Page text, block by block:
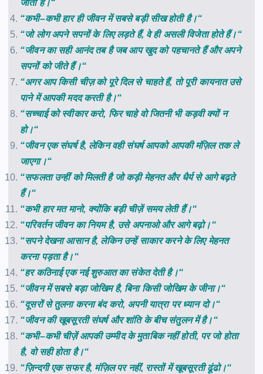
जाता है।“
“कभी–कभी हार ही जीवन में सबसे बड़ी सीख होती है।“
“जो लोग अपने सपनों के लिए लड़ते हैं, वे ही असली विजेता होते हैं।“
“जीवन का सही आनंद तब है जब आप खुद को पहचानते हैं और अपने
सपनों को जीते हैं।“
“अगर आप किसी चीज़ को पूरे दिल से चाहते हैं, तो पूरी कायनात उसे
पाने में आपकी मदद करती है।“
“सच्चाई को स्वीकार करो, फिर चाहे वो जितनी भी कड़वी क्यों न
हो।“
“जीवन एक संघर्ष है, लेकिन वही संघर्ष आपको आपकी मंज़िल तक ले
जाएगा।“
“सफलता उन्हीं को मिलती है जो कड़ी मेहनत और धैर्य से आगे बढ़ते
हैं।“
“कभी हार मत मानो, क्योंकि बड़ी चीज़ें समय लेती हैं।“
“परिवर्तन जीवन का नियम है, उसे अपनाओ और आगे बढ़ो।“
“सपने देखना आसान है, लेकिन उन्हें साकार करने के लिए मेहनत
करना पड़ता है।“
“हर कठिनाई एक नई शुरुआत का संकेत देती है।“
“जीवन में सबसे बड़ा जोखिम है, बिना किसी जोखिम के जीना।“
“दूसरों से तुलना करना बंद करो, अपनी यात्रा पर ध्यान दो।“
“जीवन की खूबसूरती संघर्ष और शांति के बीच संतुलन में है।“
“कभी–कभी चीज़ें आपकी उम्मीद के मुताबिक नहीं होती, पर जो होता
है, वो सही होता है।“
“ज़िन्दगी एक सफर है, मंज़िल पर नहीं, रास्तों में खूबसूरती ढूंढो।“